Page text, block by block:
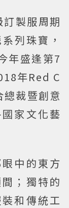
製服周期
列珠寶，
年盛逢第7
年Red C
裁暨創意
家文化藝
中的東方
；獨特的
和傳統工